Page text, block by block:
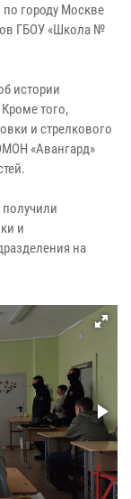
по городу Москве
ГБОУ «Школа №
истории
того,
и стрелкового
«Авангард»
и
на